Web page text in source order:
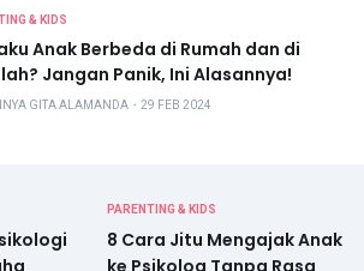
& KIDS
Anak Berbeda di Rumah dan di
Jangan Panik, Ini Alasannya!
GITA ALAMANDA ・ 29 FEB 2024
PARENTING & KIDS
8 Cara Jitu Mengajak Anak
ke Psikolog Tanpa Rasa